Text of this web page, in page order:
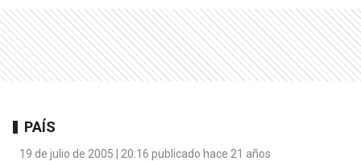
PAÍS
19 de julio de 2005 | 20:16 publicado hace 21 años